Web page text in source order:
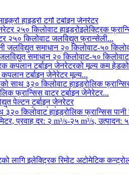
५ किलोवाट माइक्रो हाइड्रो फिक्स्ड
हाइड्रो टर्गो टर्बाइन जेनरेटर
२५० किलोवाट जलविद्युत फ्रान्सेली...
जलविद्युत समाधान २० किलोवाट-५० किलोवाट
कपलान टर्बाइन जेनेरेटर मूल्य...
फ्रान्सिस वाटर टर्बाइन जेनेरेटर...
पेल्टन टर्बाइन जेनरेटर
५८२ किलोवाट घण्टा कन्टेनराइज्ड